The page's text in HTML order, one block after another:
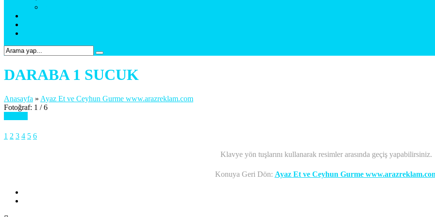
DARABA 1 SUCUK
Anasayfa » Ayaz Et ve Ceyhun Gurme www.arazreklam.com
Fotoğraf: 1 / 6
1 2 3 4 5 6
Klavye yön tuşlarını kullanarak resimler arasında geçiş yapabilirsiniz.
Konuya Geri Dön: Ayaz Et ve Ceyhun Gurme